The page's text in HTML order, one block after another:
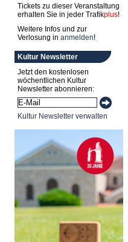
Tickets zu dieser Veranstaltung
erhalten Sie in jeder Trafikplus!
Weitere Infos und zur
Verlosung in anmelden!
Kultur Newsletter
Jetzt den kostenlosen
wöchentlichen Kultur
Newsletter abonnieren:
Kultur Newsletter verwalten